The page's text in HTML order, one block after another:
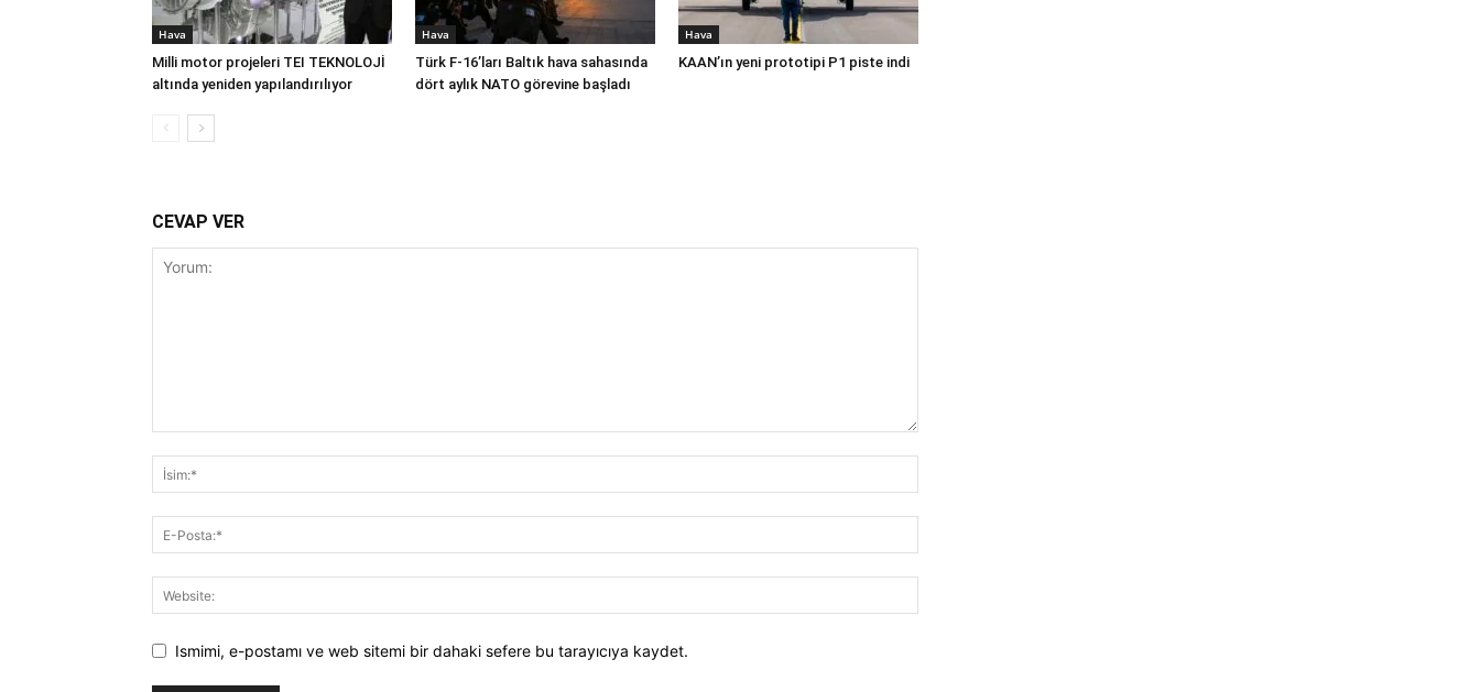
Hava
Milli motor projeleri TEI TEKNOLOJİ
altında yeniden yapılandırılıyor
Hava
Türk F-16’ları Baltık hava sahasında
dört aylık NATO görevine başladı
Hava
KAAN’ın yeni prototipi P1 piste indi
CEVAP VER
Ismimi, e-postamı ve web sitemi bir dahaki sefere bu tarayıcıya kaydet.